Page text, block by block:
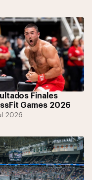
Finales
Games 2026
2026